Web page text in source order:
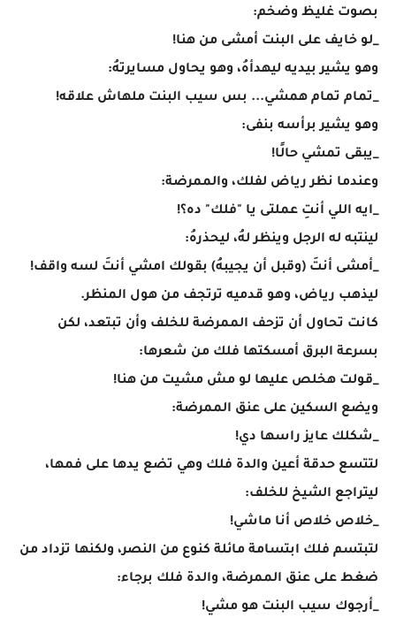
بصوت غليظ وضخم:
_لو خايف على البنت أمشى من هنا!
وهو يشير بيديه ليهدأهُ، وهو يحاول مسايرتهُ:
_تمام تمام همشي... بس سيب البنت ملهاش علاقه!
وهو يشير برأسه بنفى:
_يبقى تمشي حالًا!
وعندما نظر رياض لفلك، والممرضة:
_ايه اللي أنتِ عملتى يا "فلك" ده؟!
لينتبه له الرجل وينظر لهُ، ليحذرهُ:
_أمشى أنتَ (وقبل أن يجيبهُ) بقولك امشي أنتَ لسه واقف!
ليذهب رياض، وهو قدميه ترتجف من هول المنظر.
كانت تحاول أن تزحف الممرضة للخلف وأن تبتعد، لكن
بسرعة البرق أمسكتها فلك من شعرها:
_قولت هخلص عليها لو مش مشيت من هنا!
ويضع السكين على عنق الممرضة:
_شكلك عايز راسها دي!
لتتسع حدقة أعين والدة فلك وهي تضع يدها على فمها،
ليتراجع الشيخ للخلف:
_خلاص خلاص أنا ماشي!
لتبتسم فلك ابتسامة مائلة كنوع من النصر، ولكنها تزداد من
ضغط على عنق الممرضة، والدة فلك برجاء:
_أرجوك سيب البنت هو مشي!